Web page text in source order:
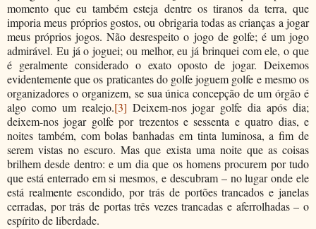
momento que eu também esteja dentre os tiranos da terra, que
imporia meus próprios gostos, ou obrigaria todas as crianças a jogar
meus próprios jogos. Não desrespeito o jogo de golfe; é um jogo
admirável. Eu já o joguei; ou melhor, eu já brinquei com ele, o que
é geralmente considerado o exato oposto de jogar. Deixemos
evidentemente que os praticantes do golfe joguem golfe e mesmo os
organizadores o organizem, se sua única concepção de um órgão é
algo como um realejo.[3] Deixem-nos jogar golfe dia após dia;
deixem-nos jogar golfe por trezentos e sessenta e quatro dias, e
noites também, com bolas banhadas em tinta luminosa, a fim de
serem vistas no escuro. Mas que exista uma noite que as coisas
brilhem desde dentro: e um dia que os homens procurem por tudo
que está enterrado em si mesmos, e descubram – no lugar onde ele
está realmente escondido, por trás de portões trancados e janelas
cerradas, por trás de portas três vezes trancadas e aferrolhadas – o
espírito de liberdade.